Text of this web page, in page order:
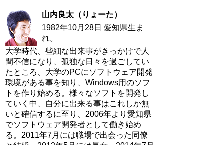
山内良太（りょーた）
1982年10月28日 愛知県生ま
れ。
大学時代、些細な出来事がきっかけで人
間不信になり、孤独な日々を過ごしてい
たところ、大学のPCにソフトウェア開発
環境がある事を知り、Windows用のソフ
トを作り始める。様々なソフトを開発し
ていく中、自分に出来る事はこれしか無
いと確信するに至り、2006年より愛知県
でソフトウェア開発者として働き始め
る。2011年7月には職場で出会った同僚